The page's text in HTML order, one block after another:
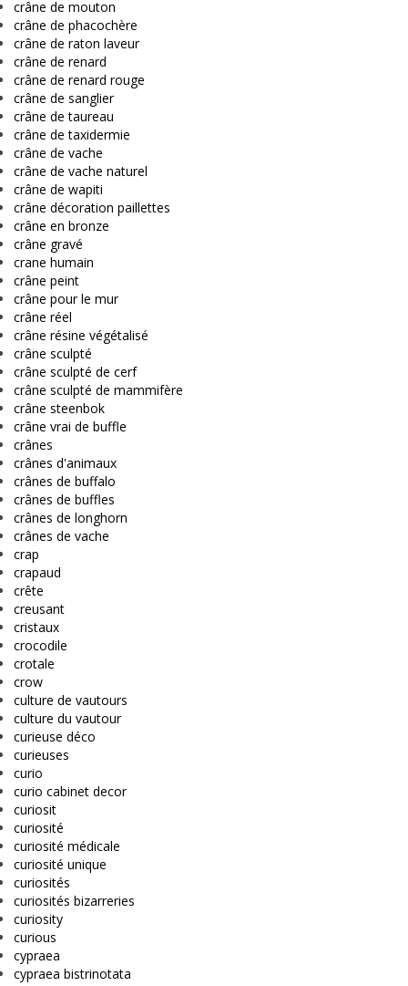
crâne de mouton
crâne de phacochère
crâne de raton laveur
crâne de renard
crâne de renard rouge
crâne de sanglier
crâne de taureau
crâne de taxidermie
crâne de vache
crâne de vache naturel
crâne de wapiti
crâne décoration paillettes
crâne en bronze
crâne gravé
crane humain
crâne peint
crâne pour le mur
crâne réel
crâne résine végétalisé
crâne sculpté
crâne sculpté de cerf
crâne sculpté de mammifère
crâne steenbok
crâne vrai de buffle
crânes
crânes d'animaux
crânes de buffalo
crânes de buffles
crânes de longhorn
crânes de vache
crap
crapaud
crête
creusant
cristaux
crocodile
crotale
crow
culture de vautours
culture du vautour
curieuse déco
curieuses
curio
curio cabinet decor
curiosit
curiosité
curiosité médicale
curiosité unique
curiosités
curiosités bizarreries
curiosity
curious
cypraea
cypraea bistrinotata